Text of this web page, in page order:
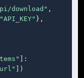
download" ,
"API_KEY" },
]:
])